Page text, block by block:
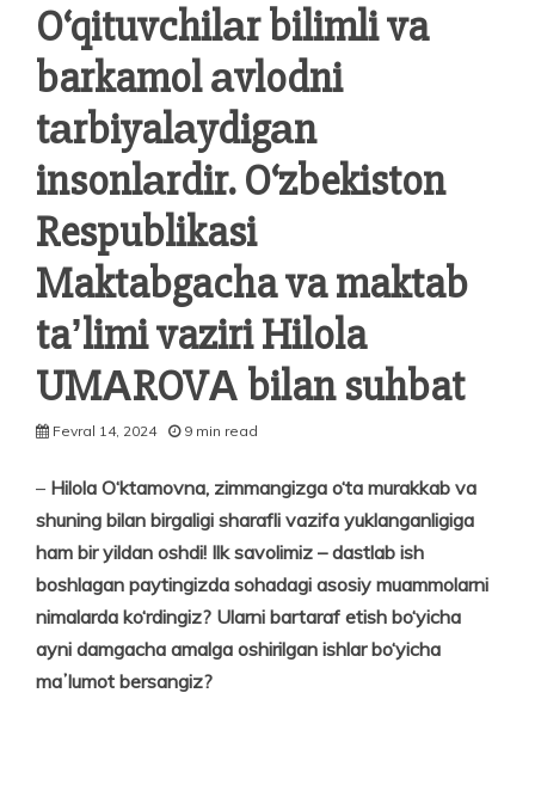
O‘qituvchilаr bilimli va
barkamol аvlodni
tаrbiyalаydigаn
insonlаrdir. O‘zbekiston
Respublikasi
Maktabgacha va maktab
taʼlimi vaziri Hilola
UMАROVА bilan suhbat
Fevral 14, 2024 9 min read
– Hilola O‘ktamovna, zimmangizga o‘ta murakkab va
shuning bilan birgaligi sharafli vazifa yuklanganligiga
ham bir yildan oshdi! Ilk savoli­miz – dastlab ish
boshlagan paytingizda sohadagi asosiy muammolarni
nimalarda ko‘rdingiz? Ularni bartaraf etish bo‘yicha
ayni damgacha amalga oshirilgan ishlar bo‘yicha
maʼlumot bersangiz?